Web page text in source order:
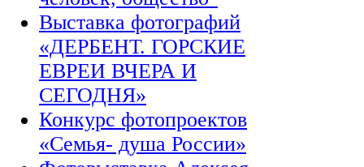
Выставка фотографий
«ДЕРБЕНТ. ГОРСКИЕ
ЕВРЕИ ВЧЕРА И
СЕГОДНЯ»
Конкурс фотопроектов
«Семья- душа России»